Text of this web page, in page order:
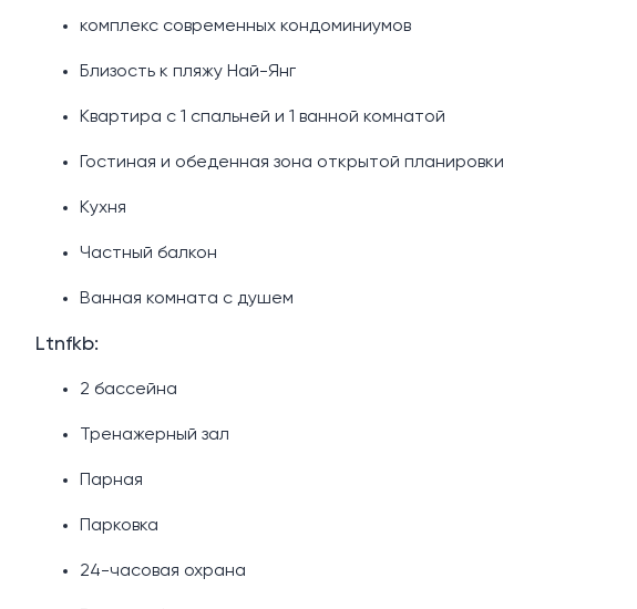
комплекс современных кондоминиумов
Близость к пляжу Най-Янг
Квартира с 1 спальней и 1 ванной комнатой
Гостиная и обеденная зона открытой планировки
Кухня
Частный балкон
Ванная комната с душем
Ltnfkb:
2 бассейна
Тренажерный зал
Парная
Парковка
24-часовая охрана